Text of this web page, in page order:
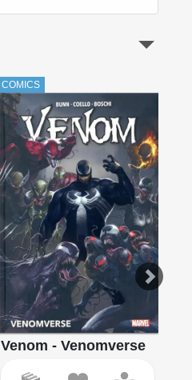
COMICS
Venom - Venomverse